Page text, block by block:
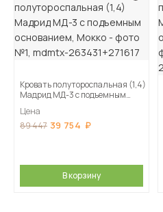
Кровать полутороспальная (1,4)
Мадрид МД-3 с подъемным
Цена
89 447 39 754
В корзину